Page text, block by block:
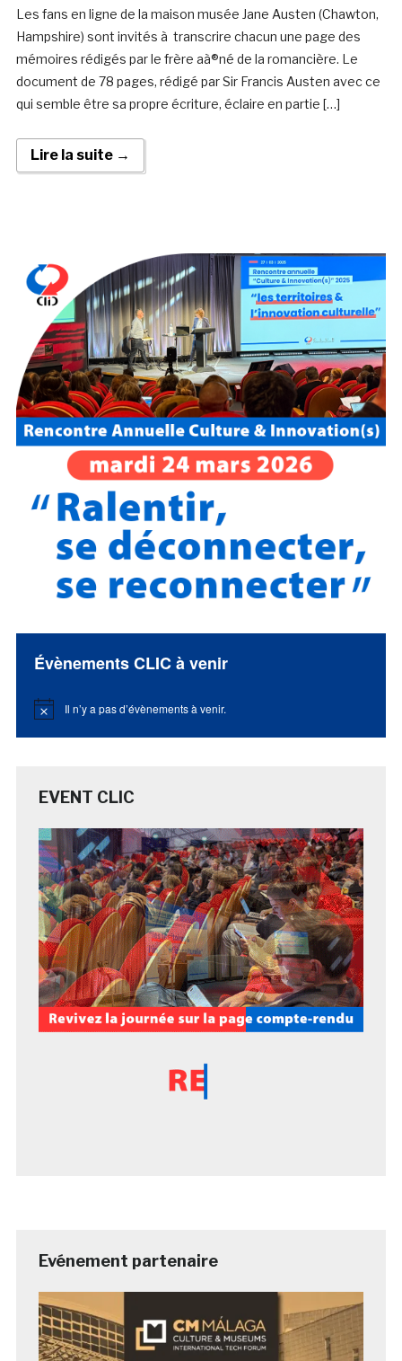
Les fans en ligne de la maison musée Jane Austen (Chawton,
Hampshire) sont invités à transcrire chacun une page des
mémoires rédigés par le frère aà®né de la romancière. Le
document de 78 pages, rédigé par Sir Francis Austen avec ce
qui semble être sa propre écriture, éclaire en partie […]
Lire la suite →
Évènements CLIC à venir
Notice Il n’y a pas d’évènements à venir.
EVENT CLIC
Evénement partenaire